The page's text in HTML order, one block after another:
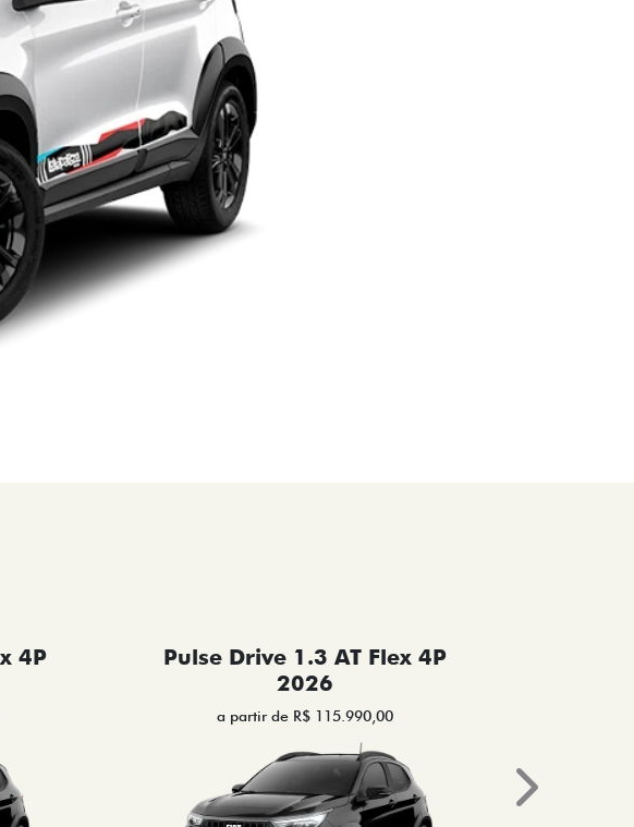
4P
Pulse Drive 1.3 AT Flex 4P
2026
a partir de R$ 115.990,00
Next